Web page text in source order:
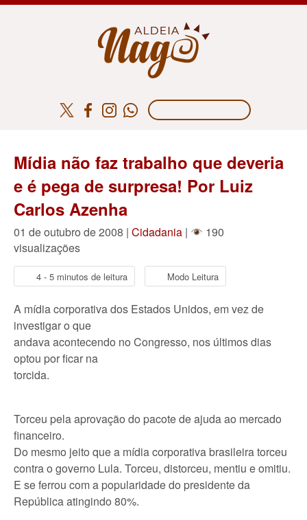
Mídia não faz trabalho que deveria
e é pega de surpresa! Por Luiz
Carlos Azenha
01 de outubro de 2008 | Cidadania |
190
visualizações
4 - 5 minutos de leitura Modo Leitura
A mídia corporativa dos Estados Unidos, em vez de
investigar o que
andava acontecendo no Congresso, nos últimos dias
optou por ficar na
torcida.
Torceu pela aprovação do pacote de ajuda ao mercado
financeiro.
Do mesmo jeito que a mídia corporativa brasileira torceu
contra o governo Lula. Torceu, distorceu, mentiu e omitiu.
E se ferrou com a popularidade do presidente da
República atingindo 80%.